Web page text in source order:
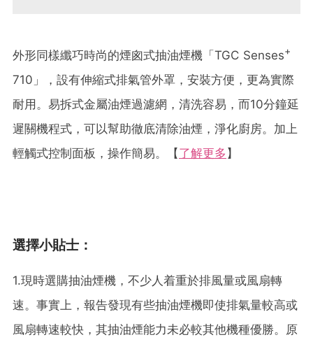
外形同樣纖巧時尚的煙囪式抽油煙機「TGC Senses+
710」，設有伸縮式排氣管外罩，安裝方便，更為實際
耐用。易拆式金屬油煙過濾網，清洗容易，而10分鐘延
遲關機程式，可以幫助徹底清除油煙，淨化廚房。加上
輕觸式控制面板，操作簡易。
【了解更多 】
選擇小貼士：
1.現時選購抽油煙機，不少人着重於排風量或風扇轉
速。事實上，報告發現有些抽油煙機即使排氣量較高或
風扇轉速較快，其抽油煙能力未必較其他機種優勝。原